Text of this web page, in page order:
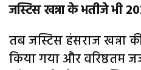
जस्टिस खन्ना के भतीजे भी
तब जस्टिस हंसराज खन्ना
किया गया और वरिष्ठतम